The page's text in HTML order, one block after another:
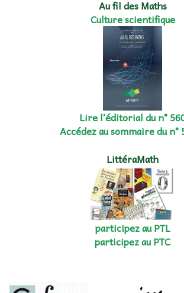
Au fil des Maths
Culture scientifique
Lire l’éditorial du n°
Accédez au sommaire du n°
LittéraMath
participez au PTL
participez au PTC